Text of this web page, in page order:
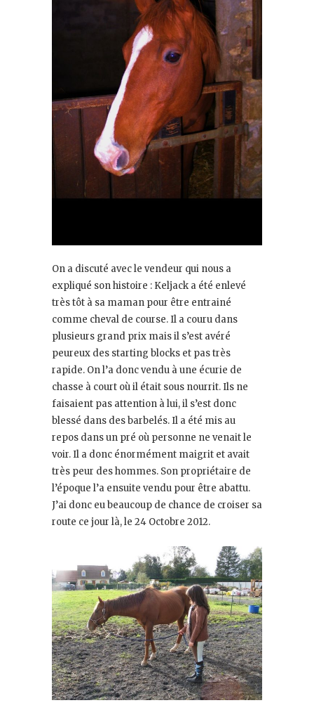
On a discuté avec le vendeur qui nous a
expliqué son histoire : Keljack a été enlevé
très tôt à sa maman pour être entrainé
comme cheval de course. Il a couru dans
plusieurs grand prix mais il s’est avéré
peureux des starting blocks et pas très
rapide. On l’a donc vendu à une écurie de
chasse à court où il était sous nourrit. Ils ne
faisaient pas attention à lui, il s’est donc
blessé dans des barbelés. Il a été mis au
repos dans un pré où personne ne venait le
voir. Il a donc énormément maigrit et avait
très peur des hommes. Son propriétaire de
l’époque l’a ensuite vendu pour être abattu.
J’ai donc eu beaucoup de chance de croiser sa
route ce jour là, le 24 Octobre 2012.